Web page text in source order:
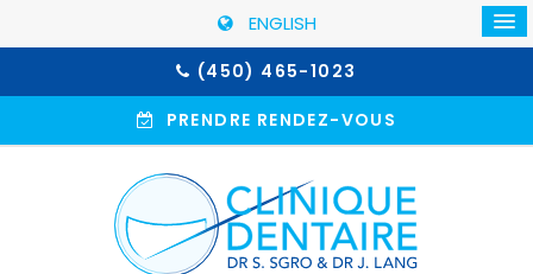
ENGLISH
(450) 465-1023
PRENDRE RENDEZ-VOUS